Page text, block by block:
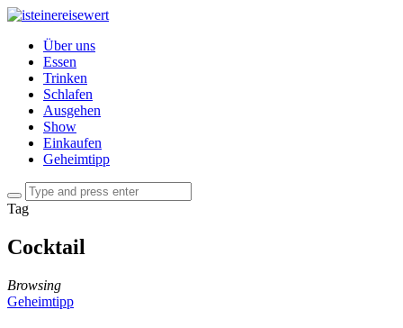
Über uns
Essen
Trinken
Schlafen
Ausgehen
Show
Einkaufen
Geheimtipp
Tag
Cocktail
Browsing
Geheimtipp